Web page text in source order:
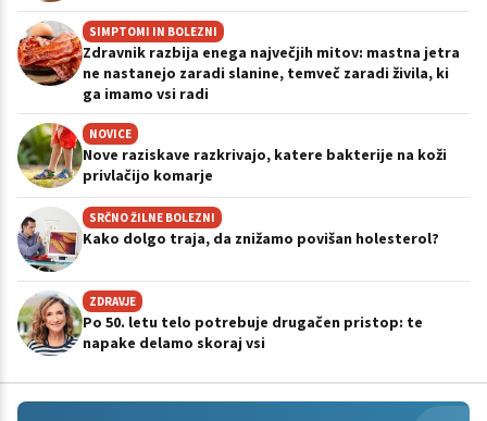
SIMPTOMI IN BOLEZNI
Zdravnik razbija enega največjih mitov: mastna jetra
ne nastanejo zaradi slanine, temveč zaradi živila, ki
ga imamo vsi radi
NOVICE
Nove raziskave razkrivajo, katere bakterije na koži
privlačijo komarje
SRČNO ŽILNE BOLEZNI
Kako dolgo traja, da znižamo povišan holesterol?
ZDRAVJE
Po 50. letu telo potrebuje drugačen pristop: te
napake delamo skoraj vsi